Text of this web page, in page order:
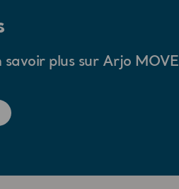
plus sur Arjo MOVE